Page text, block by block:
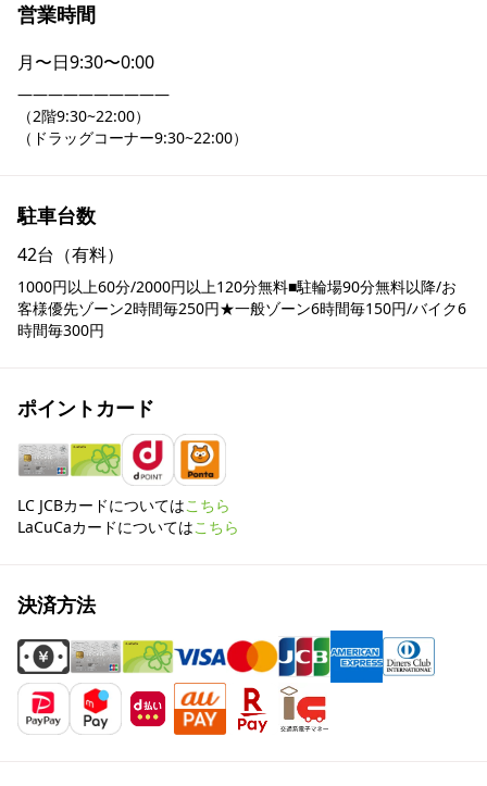
営業時間
月〜日9:30〜0:00
――――――――――
（2階9:30~22:00）
（ドラッグコーナー9:30~22:00）
駐車台数
42台（有料）
1000円以上60分/2000円以上120分無料■駐輪場90分無料以降/お
客様優先ゾーン2時間毎250円★一般ゾーン6時間毎150円/バイク6
時間毎300円
ポイントカード
LC JCBカードについてはこちら
LaCuCaカードについてはこちら
決済方法